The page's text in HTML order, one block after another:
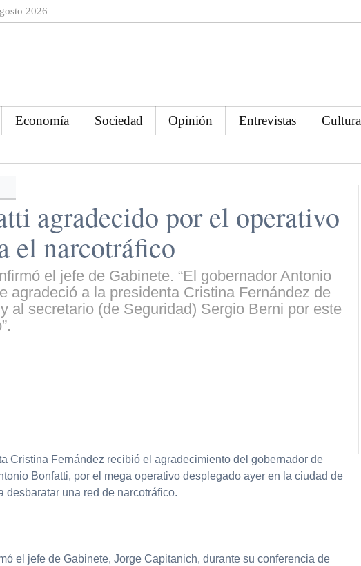
2026
Economía Sociedad Opinión Entrevistas Cultura
agradecido por el operativo
el narcotráfico
el jefe de Gabinete. “El gobernador Antonio
agradeció a la presidenta Cristina Fernández de
al secretario (de Seguridad) Sergio Berni por este
Cristina Fernández recibió el agradecimiento del gobernador de
Bonfatti, por el mega operativo desplegado ayer en la ciudad de
desbaratar una red de narcotráfico.
el jefe de Gabinete, Jorge Capitanich, durante su conferencia de